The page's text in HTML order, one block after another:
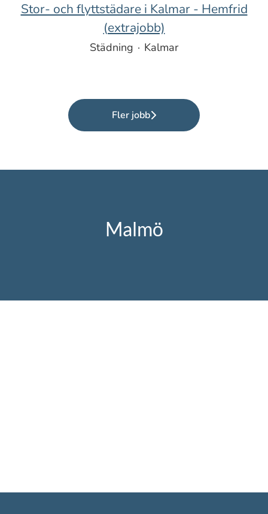
Stor- och flyttstädare i Kalmar - Hemfrid
(extrajobb)
Städning · Kalmar
Fler jobb
Malmö